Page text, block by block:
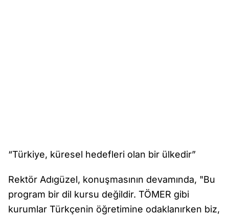
“Türkiye, küresel hedefleri olan bir ülkedir”
Rektör Adıgüzel, konuşmasının devamında, "Bu
program bir dil kursu değildir. TÖMER gibi
kurumlar Türkçenin öğretimine odaklanırken biz,